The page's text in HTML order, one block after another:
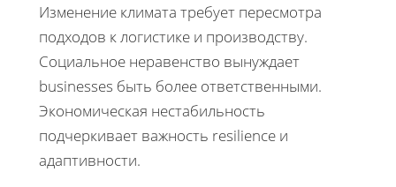
Изменение климата требует пересмотра
подходов к логистике и производству.
Социальное неравенство вынуждает
businesses быть более ответственными.
Экономическая нестабильность
подчеркивает важность resilience и
адаптивности.